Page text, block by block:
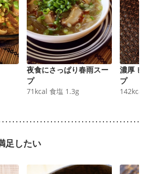
夜食にさっぱり春雨スー
プ
71 kcal 食塩 1.3g
濃厚 ピ
プ
142kcal
足したい